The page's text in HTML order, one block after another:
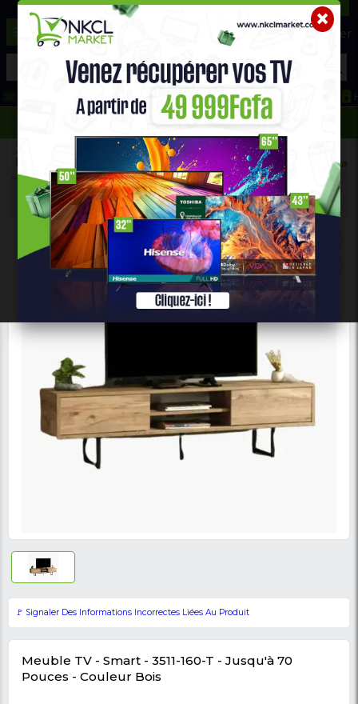
☰ Aide ?
Promo Congélateur Telephone Hightech
693 71 25 25 652 36 21 34
Maison & Bureau MEUBLE TV